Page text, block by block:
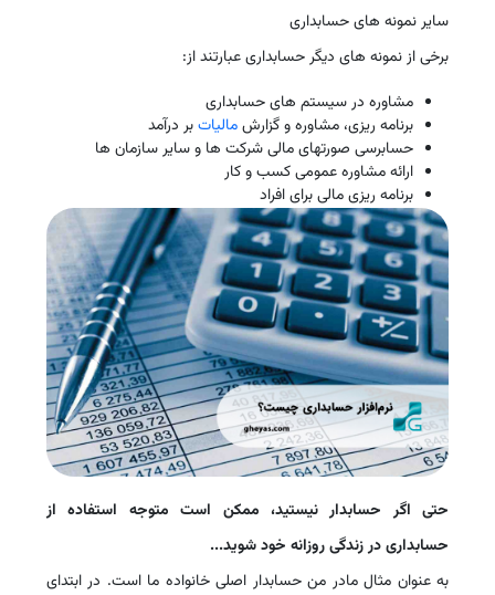
سایر نمونه های حسابداری
برخی از نمونه های دیگر حسابداری عبارتند از:
مشاوره در سیستم های حسابداری
برنامه ریزی، مشاوره و گزارشمالیاتبر درآمد
حسابرسی صورتهای مالی شرکت ها و سایر سازمان ها
ارائه مشاوره عمومی کسب و کار
برنامه ریزی مالی برای افراد
حتی اگر حسابدار نیستید، ممکن است متوجه استفاده از
حسابداری در زندگی روزانه خود شوید...
به عنوان مثال مادر من حسابدار اصلی خانواده ما است. در ابتدای